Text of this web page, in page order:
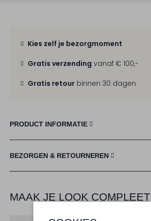
Kies zelf je bezorgmoment
Gratis verzending vanaf € 100,-
Gratis retour binnen 30 dagen
PRODUCT INFORMATIE
BEZORGEN & RETOURNEREN
MAAK JE LOOK COMPLEET